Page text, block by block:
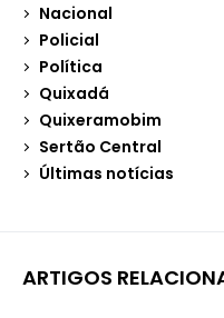
Nacional
Policial
Política
Quixadá
Quixeramobim
Sertão Central
Últimas notícias
ARTIGOS